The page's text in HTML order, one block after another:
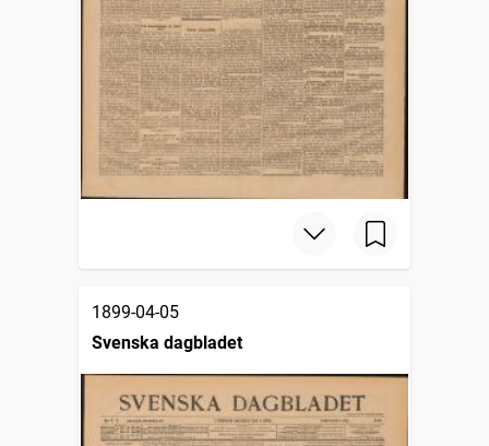
1899-04-05
Svenska dagbladet